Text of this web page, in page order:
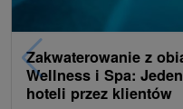
Zakwaterowanie z
Wellness i Spa:
hoteli przez klientów